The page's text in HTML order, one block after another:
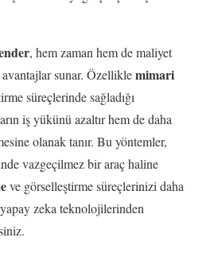
, hem zaman hem de maliyet
avantajlar sunar. Özelliklemimari
süreçlerinde sağladığı
iş yükünü azaltır hem de daha
olanak tanır. Bu yöntemler,
vazgeçilmez bir araç haline
ve görselleştirme süreçlerinizi daha
zeka teknolojilerinden